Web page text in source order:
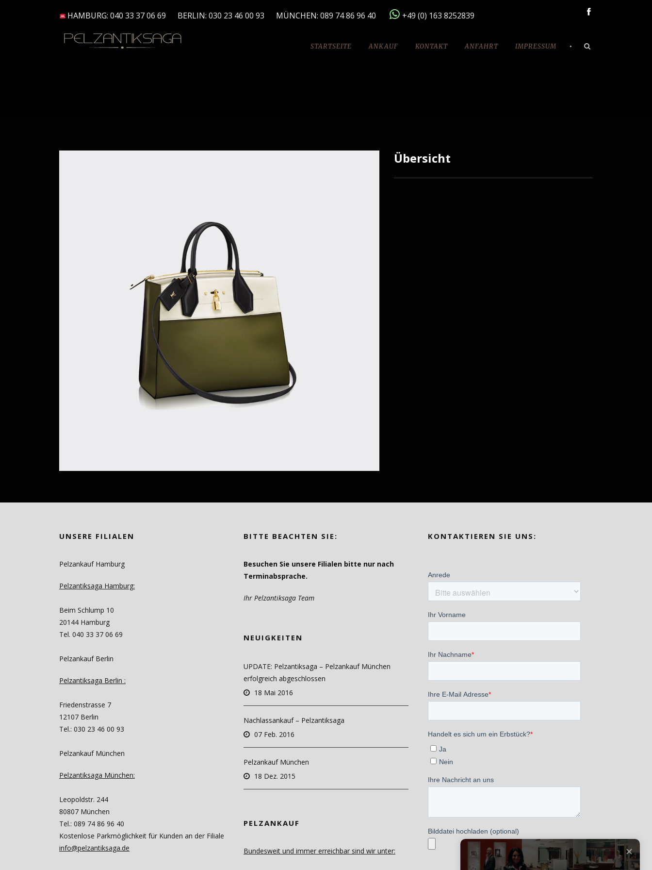
HAMBURG: 040 33 37 06 69 BERLIN: 030 23 46 00 93 MÜNCHEN: 089 74 86 96 40 +49 (0) 163 8252839
STARTSEITE ANKAUF KONTAKT ANFAHRT IMPRESSUM •
Übersicht
UNSERE FILIALEN
Pelzankauf Hamburg
Pelzantiksaga Hamburg:
Beim Schlump 10
20144 Hamburg
Tel. 040 33 37 06 69
Pelzankauf Berlin
Pelzantiksaga Berlin :
Friedenstrasse 7
12107 Berlin
Tel.: 030 23 46 00 93
Pelzankauf München
Pelzantiksaga München:
Leopoldstr. 244
80807 München
Tel.: 089 74 86 96 40
Kostenlose Parkmöglichkeit für Kunden an der Filiale
info@pelzantiksaga.de
BITTE BEACHTEN SIE:
Besuchen Sie unsere Filialen bitte nur nach
Terminabsprache.
Ihr Pelzantiksaga Team
NEUIGKEITEN
UPDATE: Pelzantiksaga – Pelzankauf München
erfolgreich abgeschlossen
18 Mai 2016
Nachlassankauf – Pelzantiksaga
07 Feb. 2016
Pelzankauf München
18 Dez. 2015
PELZANKAUF
Bundesweit und immer erreichbar sind wir unter:
KONTAKTIEREN SIE UNS: